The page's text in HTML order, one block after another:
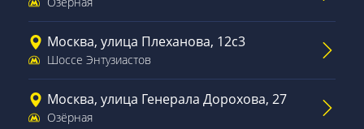
Москва, улица Плеханова, 12с3
Шоссе Энтузиастов
Москва, улица Генерала Дорохова, 27
Озёрная